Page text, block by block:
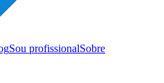
Sou profissionalSobre